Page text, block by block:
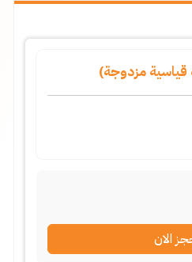
قياسية مزدوجة)
الان